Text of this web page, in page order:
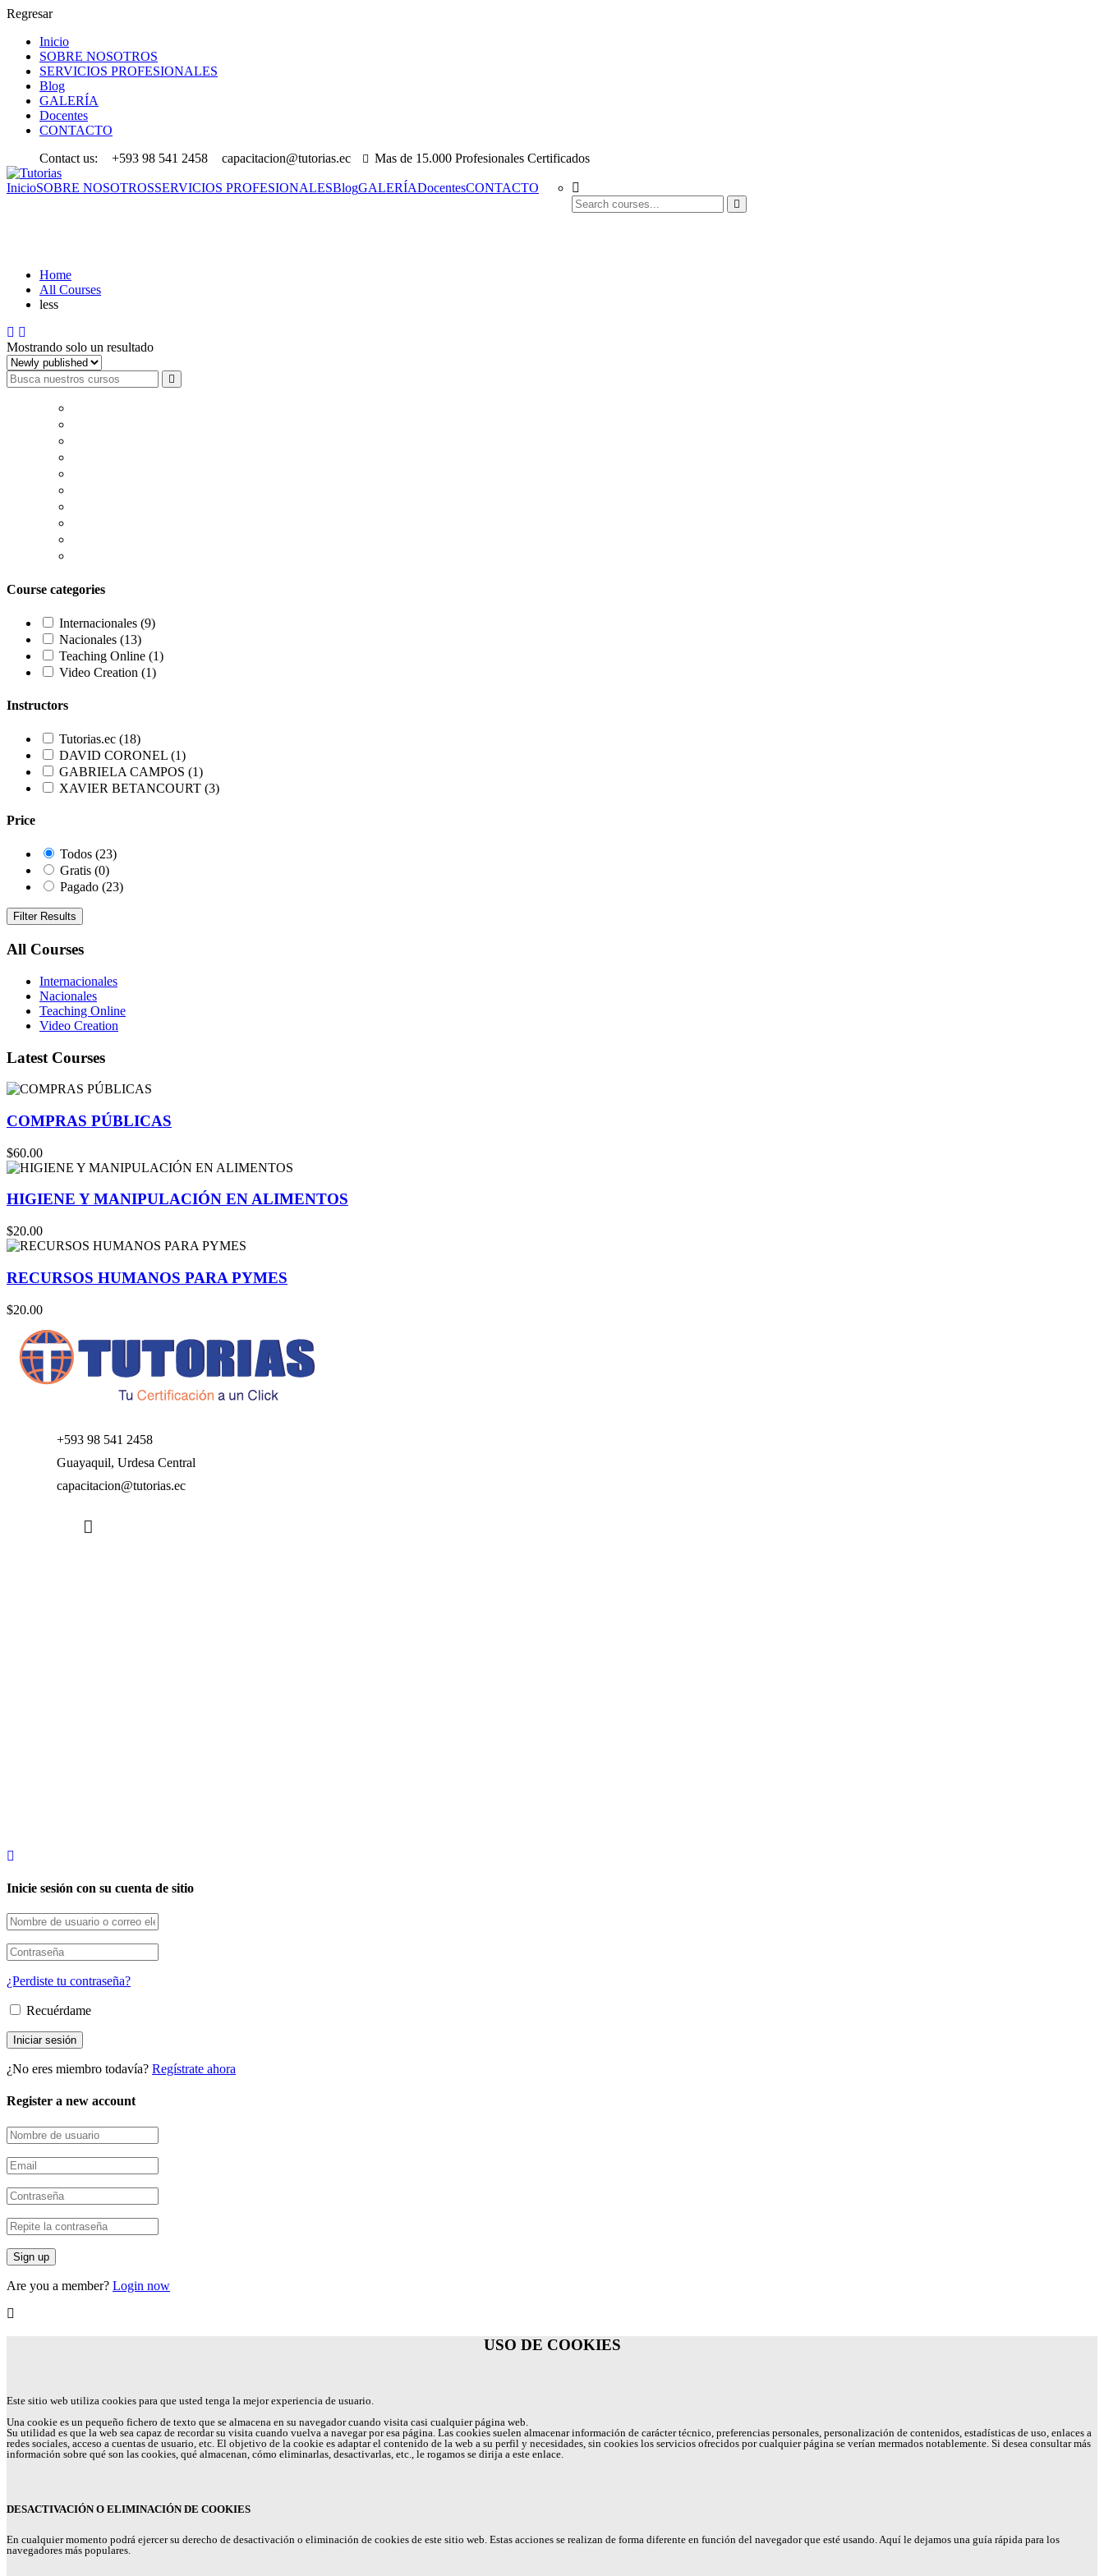
Regresar
Inicio
SOBRE NOSOTROS
SERVICIOS PROFESIONALES
Blog
GALERÍA
Docentes
CONTACTO
Contact us:
+593 98 541 2458 capacitacion@tutorias.ec Mas de 15.000 Profesionales Certificados
InicioSOBRE NOSOTROSSERVICIOS PROFESIONALESBlogGALERÍADocentesCONTACTO
Home
All Courses
less
Mostrando solo un resultado
Course categories
Internacionales (9)
Nacionales (13)
Teaching Online (1)
Video Creation (1)
Instructors
Tutorias.ec (18)
DAVID CORONEL (1)
GABRIELA CAMPOS (1)
XAVIER BETANCOURT (3)
Price
Todos (23)
Gratis (0)
Pagado (23)
Filter Results
All Courses
Internacionales
Nacionales
Teaching Online
Video Creation
Latest Courses
COMPRAS PÚBLICAS
$60.00
HIGIENE Y MANIPULACIÓN EN ALIMENTOS
$20.00
RECURSOS HUMANOS PARA PYMES
$20.00
+593 98 541 2458
Guayaquil, Urdesa Central
capacitacion@tutorias.ec
Inicie sesión con su cuenta de sitio
¿Perdiste tu contraseña?
Recuérdame
¿No eres miembro todavía? Regístrate ahora
Register a new account
Are you a member? Login now
USO DE COOKIES
Este sitio web utiliza cookies para que usted tenga la mejor experiencia de usuario.
Una cookie es un pequeño fichero de texto que se almacena en su navegador cuando visita casi cualquier página web.
Su utilidad es que la web sea capaz de recordar su visita cuando vuelva a navegar por esa página. Las cookies suelen almacenar información de carácter técnico, preferencias personales, personalización de contenidos, estadísticas de uso, enlaces a
redes sociales, acceso a cuentas de usuario, etc. El objetivo de la cookie es adaptar el contenido de la web a su perfil y necesidades, sin cookies los servicios ofrecidos por cualquier página se verían mermados notablemente. Si desea consultar más
información sobre qué son las cookies, qué almacenan, cómo eliminarlas, desactivarlas, etc., le rogamos se dirija a este enlace.
DESACTIVACIÓN O ELIMINACIÓN DE COOKIES
En cualquier momento podrá ejercer su derecho de desactivación o eliminación de cookies de este sitio web. Estas acciones se realizan de forma diferente en función del navegador que esté usando. Aquí le dejamos una guía rápida para los
navegadores más populares.